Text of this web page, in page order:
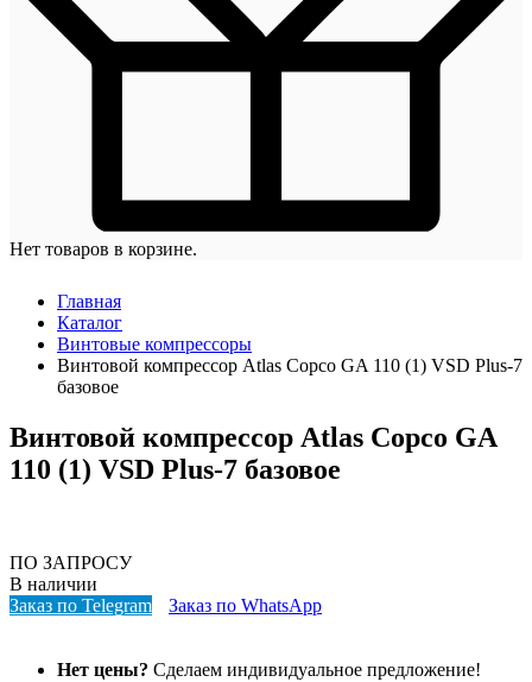
Нет товаров в корзине.
Главная
Каталог
Винтовые компрессоры
Винтовой компрессор Atlas Copco GA 110 (1) VSD Plus-7
базовое
Винтовой компрессор Atlas Copco GA
110 (1) VSD Plus-7 базовое
ПО ЗАПРОСУ
В наличии
Заказ по Telegram
Заказ по WhatsApp
Нет цены? Сделаем индивидуальное предложение!